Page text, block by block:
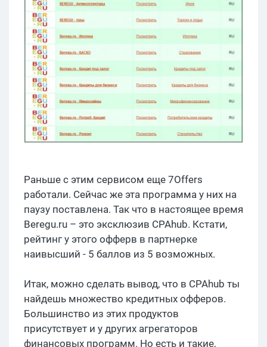
Раньше с этим сервисом еще 7Offers
работали. Сейчас же эта программа у них на
паузу поставлена. Так что в настоящее время
Beregu.ru – это эксклюзив CPAhub. Кстати,
рейтинг у этого офферв в партнерке
наивысший - 5 баллов из 5 возможных.
Итак, можно сделать вывод, что в CPAhub ты
найдешь множество кредитных офферов.
Большинство из этих продуктов
присутствует и у других агрегаторов
финансовых программ. Но есть и такие,